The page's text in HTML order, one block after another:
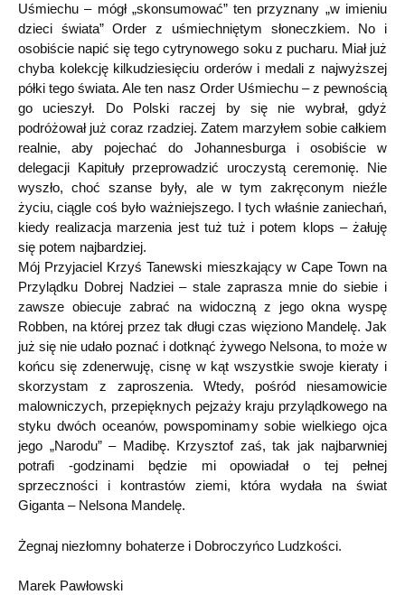
Uśmiechu – mógł „skonsumować” ten przyznany „w imieniu
dzieci świata” Order z uśmiechniętym słoneczkiem. No i
osobiście napić się tego cytrynowego soku z pucharu. Miał już
chyba kolekcję kilkudziesięciu orderów i medali z najwyższej
półki tego świata. Ale ten nasz Order Uśmiechu – z pewnością
go ucieszył. Do Polski raczej by się nie wybrał, gdyż
podróżował już coraz rzadziej. Zatem marzyłem sobie całkiem
realnie, aby pojechać do Johannesburga i osobiście w
delegacji Kapituły przeprowadzić uroczystą ceremonię. Nie
wyszło, choć szanse były, ale w tym zakręconym nieźle
życiu, ciągle coś było ważniejszego. I tych właśnie zaniechań,
kiedy realizacja marzenia jest tuż tuż i potem klops – żałuję
się potem najbardziej.
Mój Przyjaciel Krzyś Tanewski mieszkający w Cape Town na
Przylądku Dobrej Nadziei – stale zaprasza mnie do siebie i
zawsze obiecuje zabrać na widoczną z jego okna wyspę
Robben, na której przez tak długi czas więziono Mandelę. Jak
już się nie udało poznać i dotknąć żywego Nelsona, to może w
końcu się zdenerwuję, cisnę w kąt wszystkie swoje kieraty i
skorzystam z zaproszenia. Wtedy, pośród niesamowicie
malowniczych, przepięknych pejzaży kraju przylądkowego na
styku dwóch oceanów, powspominamy sobie wielkiego ojca
jego „Narodu” – Madibę. Krzysztof zaś, tak jak najbarwniej
potrafi -godzinami będzie mi opowiadał o tej pełnej
sprzeczności i kontrastów ziemi, która wydała na świat
Giganta – Nelsona Mandelę.
Żegnaj niezłomny bohaterze i Dobroczyńco Ludzkości.
Marek Pawłowski